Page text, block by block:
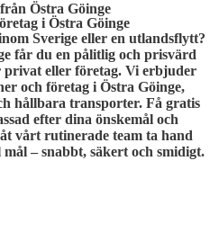
Östra Göinge
i Östra Göinge
Sverige eller en utlandsflytt?
får du en pålitlig och prisvärd
eller företag. Vi erbjuder
och företag i Östra Göinge,
hållbara transporter. Få gratis
efter dina önskemål och
vårt rutinerade team ta hand
– snabbt, säkert och smidigt.